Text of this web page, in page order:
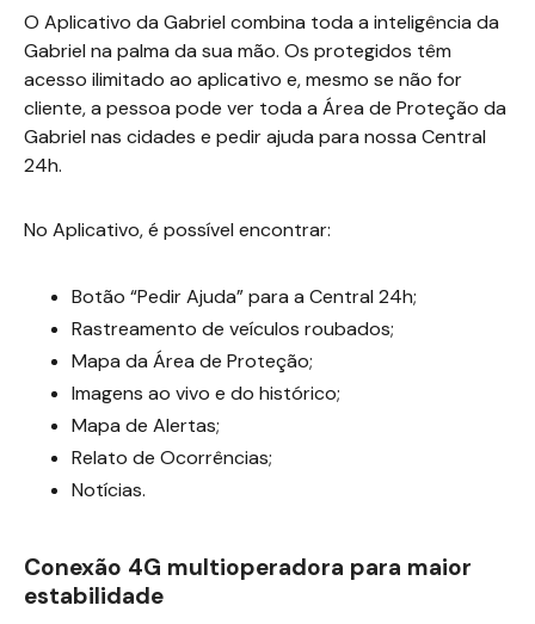
O Aplicativo da Gabriel combina toda a inteligência da
Gabriel na palma da sua mão. Os protegidos têm
acesso ilimitado ao aplicativo e, mesmo se não for
cliente, a pessoa pode ver toda a Área de Proteção da
Gabriel nas cidades e pedir ajuda para nossa Central
24h.
No Aplicativo, é possível encontrar:
Botão “Pedir Ajuda” para a Central 24h;
Rastreamento de veículos roubados;
Mapa da Área de Proteção;
Imagens ao vivo e do histórico;
Mapa de Alertas;
Relato de Ocorrências;
Notícias.
Conexão 4G multioperadora para maior
estabilidade